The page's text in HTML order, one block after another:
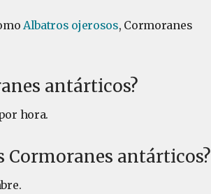
Albatros ojerosos, Cormoranes
antárticos?
hora.
Cormoranes antárticos?